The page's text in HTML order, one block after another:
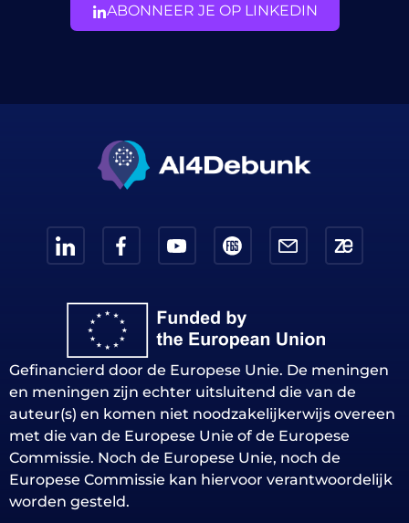
ABONNEER JE OP LINKEDIN
Gefinancierd door de Europese Unie. De meningen
en meningen zijn echter uitsluitend die van de
auteur(s) en komen niet noodzakelijkerwijs overeen
met die van de Europese Unie of de Europese
Commissie. Noch de Europese Unie, noch de
Europese Commissie kan hiervoor verantwoordelijk
worden gesteld.